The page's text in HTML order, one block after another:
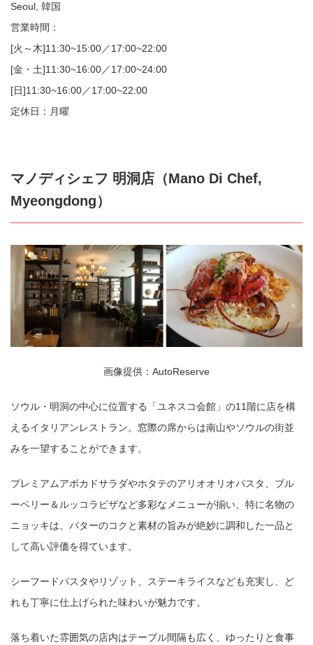
Seoul, 韓国
営業時間：
[火～木]11:30~15:00／17:00~22:00
[金・土]11:30~16:00／17:00~24:00
[日]11:30~16:00／17:00~22:00
定休日：月曜
マノディシェフ 明洞店（Mano Di Chef,
Myeongdong）
画像提供：AutoReserve
ソウル・明洞の中心に位置する「ユネスコ会館」の11階に店を構
えるイタリアンレストラン。窓際の席からは南山やソウルの街並
みを一望することができます。
プレミアムアボカドサラダやホタテのアリオオリオパスタ、ブル
ーベリー＆ルッコラピザなど多彩なメニューが揃い、特に名物の
ニョッキは、バターのコクと素材の旨みが絶妙に調和した一品と
して高い評価を得ています。
シーフードパスタやリゾット、ステーキライスなども充実し、ど
れも丁寧に仕上げられた味わいが魅力です。
落ち着いた雰囲気の店内はテーブル間隔も広く、ゆったりと食事